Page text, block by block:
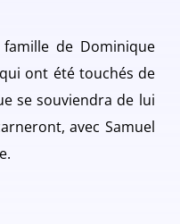
de Dominique
ont été touchés de
se souviendra de lui
avec Samuel